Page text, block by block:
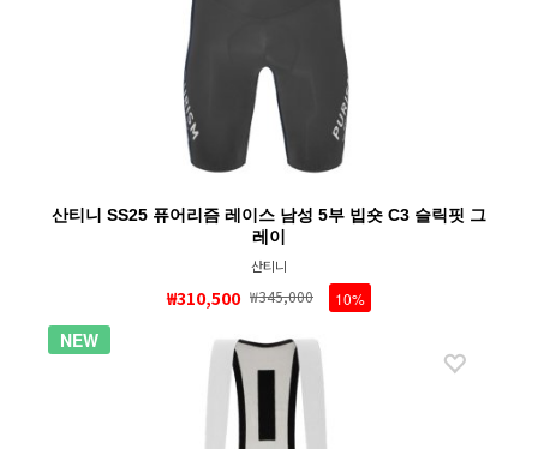
산티니 SS25 퓨어리즘 레이스 남성 5부 빕숏 C3 슬릭핏 그
레이
산티니
₩310,500 ₩345,000 10%
NEW